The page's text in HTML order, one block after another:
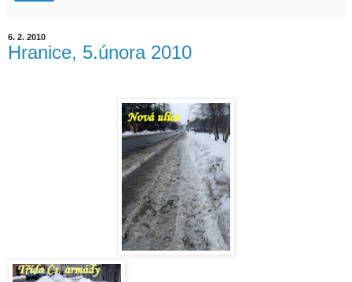
6. 2. 2010
Hranice, 5.února 2010